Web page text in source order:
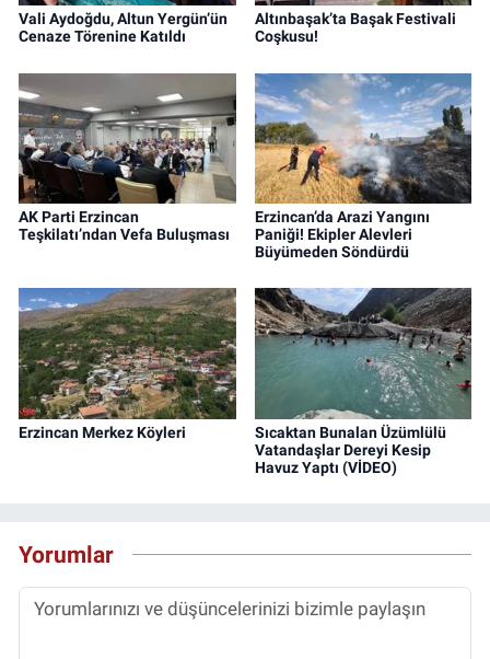
Vali Aydoğdu, Altun Yergün’ün
Cenaze Törenine Katıldı
Altınbaşak’ta Başak Festivali
Coşkusu!
AK Parti Erzincan
Teşkilatı’ndan Vefa Buluşması
Erzincan’da Arazi Yangını
Paniği! Ekipler Alevleri
Büyümeden Söndürdü
Erzincan Merkez Köyleri
Sıcaktan Bunalan Üzümlülü
Vatandaşlar Dereyi Kesip
Havuz Yaptı (VİDEO)
Yorumlar